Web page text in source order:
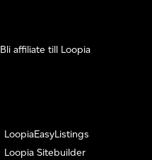
Bli affiliate till Loopia
LoopiaEasyListings
Loopia Sitebuilder